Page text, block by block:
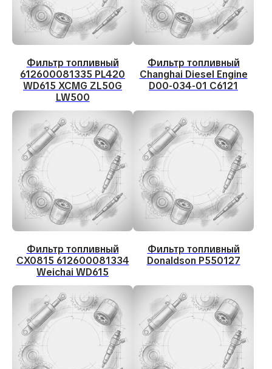
Фильтр топливный
612600081335 PL420
WD615 XCMG ZL50G
LW500
Фильтр топливный
Changhai Diesel Engine
D00-034-01 C6121
Фильтр топливный
CX0815 612600081334
Weichai WD615
Фильтр топливный
Donaldson P550127